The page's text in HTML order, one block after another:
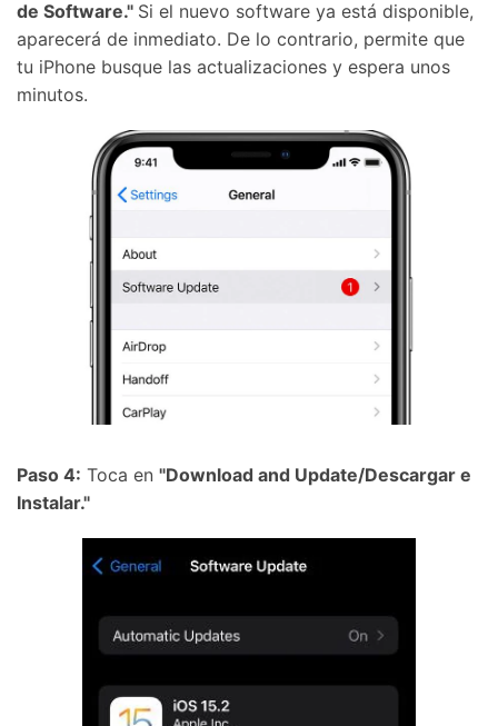
de Software." Si el nuevo software ya está disponible,
aparecerá de inmediato. De lo contrario, permite que
tu iPhone busque las actualizaciones y espera unos
minutos.
Paso 4: Toca en "Download and Update/Descargar e
Instalar."